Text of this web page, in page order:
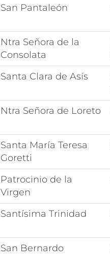
San Pantaleón
Ntra Señora de la
Consolata
Santa Clara de Asís
Ntra Señora de Loreto
Santa María Teresa
Goretti
Patrocinio de la
Virgen
Santísima Trinidad
San Bernardo